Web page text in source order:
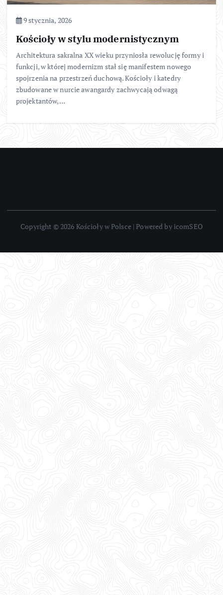
9 stycznia, 2026
Kościoły w stylu modernistycznym
Architektura sakralna XX wieku przyniosła rewolucję formy i
funkcji, w której modernizm stał się manifestem nowego
spojrzenia na przestrzeń duchową. Kościoły i katedry
zbudowane w nurcie awangardy zachwycają odwagą
projektantów,…
Copyright © 2026 Kościoły w Polsce | Powered by icomSEO